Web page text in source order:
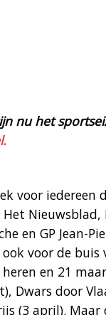
nu het
voor
Nieuwsblad,
en GP Jean-
voor de buis
en 21
Dwars door
(3 april).